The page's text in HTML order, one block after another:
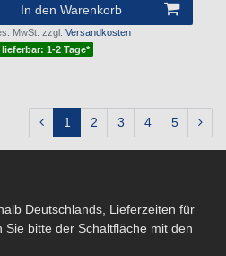
In den Warenkorb
MwSt. zzgl.Versandkosten
1-2 Tage*
1 2 3 4 5
Deutschlands, Lieferzeiten für
bitte der Schaltfläche mit den